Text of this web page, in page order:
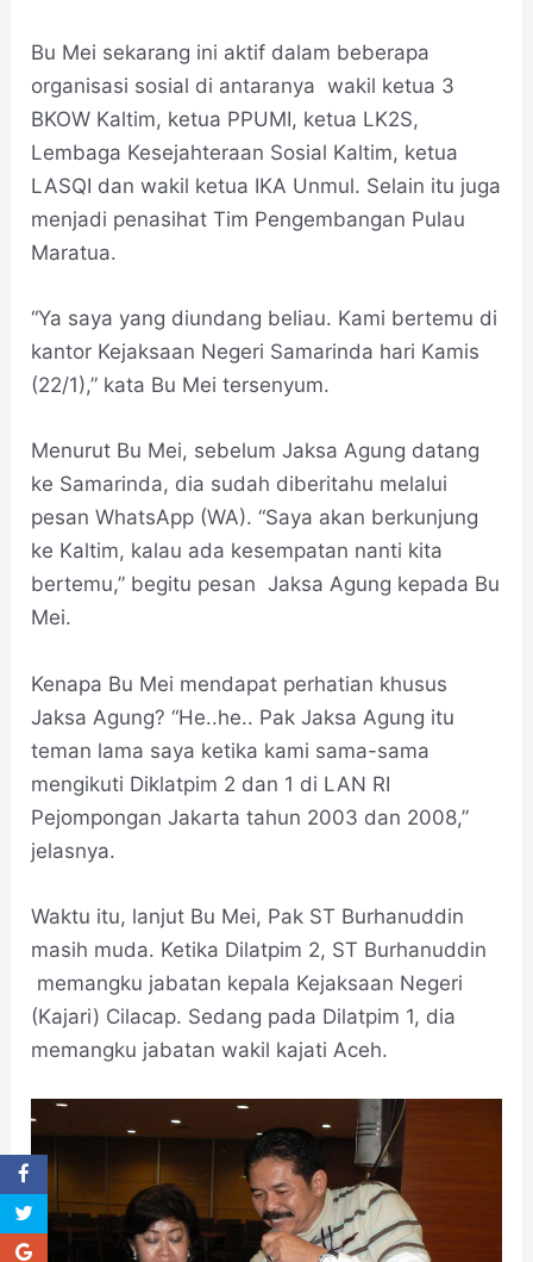
Bu Mei sekarang ini aktif dalam beberapa
organisasi sosial di antaranya wakil ketua 3
BKOW Kaltim, ketua PPUMI, ketua LK2S,
Lembaga Kesejahteraan Sosial Kaltim, ketua
LASQI dan wakil ketua IKA Unmul. Selain itu juga
menjadi penasihat Tim Pengembangan Pulau
Maratua.
“Ya saya yang diundang beliau. Kami bertemu di
kantor Kejaksaan Negeri Samarinda hari Kamis
(22/1),” kata Bu Mei tersenyum.
Menurut Bu Mei, sebelum Jaksa Agung datang
ke Samarinda, dia sudah diberitahu melalui
pesan WhatsApp (WA). “Saya akan berkunjung
ke Kaltim, kalau ada kesempatan nanti kita
bertemu,” begitu pesan Jaksa Agung kepada Bu
Mei.
Kenapa Bu Mei mendapat perhatian khusus
Jaksa Agung? “He..he.. Pak Jaksa Agung itu
teman lama saya ketika kami sama-sama
mengikuti Diklatpim 2 dan 1 di LAN RI
Pejompongan Jakarta tahun 2003 dan 2008,”
jelasnya.
Waktu itu, lanjut Bu Mei, Pak ST Burhanuddin
masih muda. Ketika Dilatpim 2, ST Burhanuddin
memangku jabatan kepala Kejaksaan Negeri
(Kajari) Cilacap. Sedang pada Dilatpim 1, dia
memangku jabatan wakil kajati Aceh.